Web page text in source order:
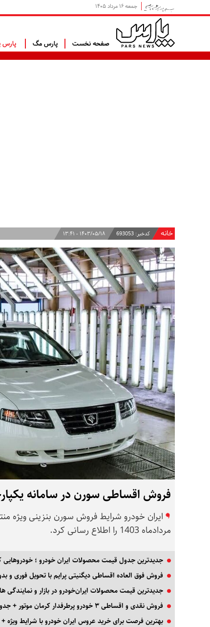
جمعه ۱۶ مرداد ۱۴۰۵
صفحه نخست پارس مگ پارس
خانه کدخبر: 693053 ۱۴۰۳/۰۵/۱۸ - ۱۳:۴۱
فروش اقساطی سورن در سامانه یکپارچه با 234 میلیون تومان
ایران خودرو شرایط فروش سورن بنزینی ویژه
مردادماه 1403 را اطلاع رسانی کرد.
جدیدترین جدول قیمت محصولات ایران خودرو ؛ خودروهایی
فروش فوق العاده اقساطی دیگنیتی پرایم با تحویل فوری و
جدیدترین قیمت محصولات ایران‌خودرو در بازار و نمایندگی
فروش نقدی و اقساطی ۳ خودرو پرطرفدار کرمان موتور + جدول قیمت
بهترین فرصت برای خرید عروس ایران خودرو با شرایط ویژه